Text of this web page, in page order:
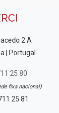
2 A
| Portugal
25 80
fixa nacional)
25 81